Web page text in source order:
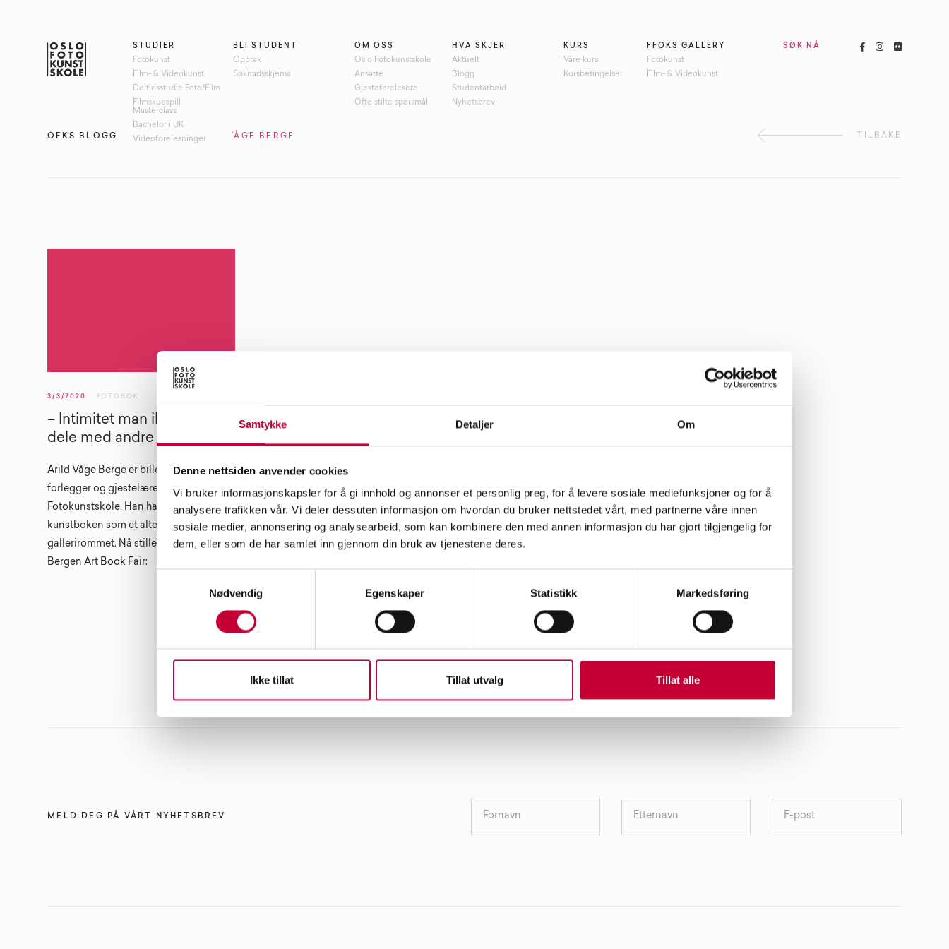
Samtykke Detaljer Om
Denne nettsiden anvender cookies
Vi bruker informasjonskapsler for å gi innhold og annonser et personlig preg, for å levere sosiale mediefunksjoner og for å
analysere trafikken vår. Vi deler dessuten informasjon om hvordan du bruker nettstedet vårt, med partnerne våre innen
sosiale medier, annonsering og analysearbeid, som kan kombinere den med annen informasjon du har gjort tilgjengelig for
dem, eller som de har samlet inn gjennom din bruk av tjenestene deres.
Nødvendig
Egenskaper Statistikk Markedsføring
Ikke tillat Tillat utvalg Tillat alle
STUDIER
Fotokunst
Film- & Videokunst
Deltidsstudie Foto/Film
Filmskuespill
Masterclass
Bachelor i UK
Videoforelesninger
BLI STUDENT
Opptak
Søknadsskjema
OM OSS
Oslo Fotokunstskole
Ansatte
Gjesteforelesere
Ofte stilte spørsmål
HVA SKJER
Aktuelt
Blogg
Studentarbeid
Nyhetsbrev
KURS
Våre kurs
Kursbetingelser
FFOKS GALLERY
Fotokunst
Film- & Videokunst
SØK NÅ   
OFKS BLOGG STIKKORD: ARILD VÅGE BERGE TILBAKE
3/3/2020 FOTOBOK
– Intimitet man ikke må
dele med andre
Arild Våge Berge er billedkunstner,
forlegger og gjestelærer ved Oslo
Fotokunstskole. Han har tro på
kunstboken som et alternativ til
gallerirommet. Nå stiller han ut på
Bergen Art Book Fair:
MELD DEG PÅ VÅRT NYHETSBREV